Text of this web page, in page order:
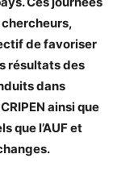
de favoriser
résultats des
dans
ainsi que
que l’AUF et